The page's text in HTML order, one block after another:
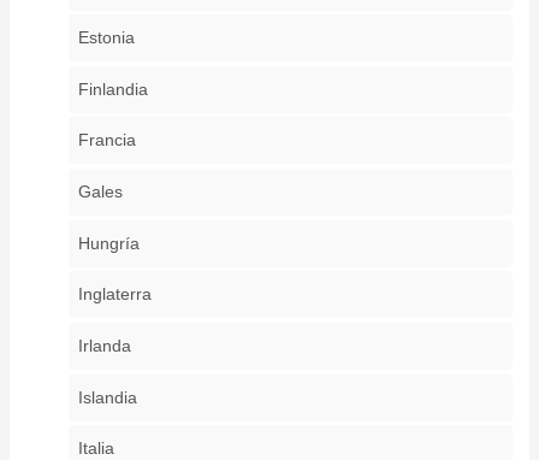
Estonia
Finlandia
Francia
Gales
Hungría
Inglaterra
Irlanda
Islandia
Italia